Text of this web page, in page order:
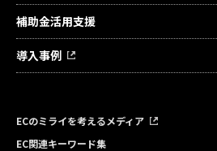
補助金活用支援
導入事例
ECのミライを考えるメディア
EC関連キーワード集